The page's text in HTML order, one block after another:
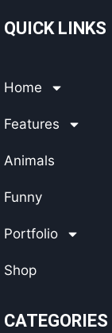
QUICK LINKS
Home
Features
Animals
Funny
Portfolio
Shop
CATEGORIES